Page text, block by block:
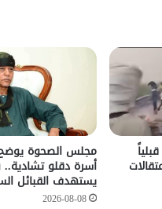
مجلس الصحوة
أسرة دقلو تشادية..
يستهدف القبائل
2026-08-08